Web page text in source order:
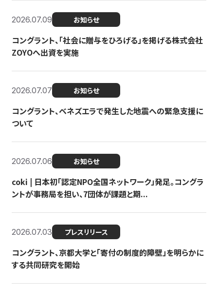
2026.07.09 お知らせ
コングラント、「社会に贈与をひろげる」を掲げる株式会社
ZOYOへ出資を実施
2026.07.07 お知らせ
コングラント、ベネズエラで発生した地震への緊急支援に
ついて
2026.07.06 お知らせ
coki | 日本初「認定NPO全国ネットワーク」発足。コングラ
ントが事務局を担い、7団体が課題と期...
2026.07.03 プレスリリース
コングラント、京都大学と「寄付の制度的障壁」を明らかに
する共同研究を開始